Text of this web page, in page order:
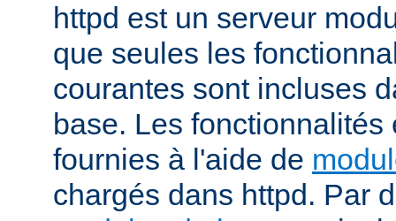
httpd est un serveur
que seules les
courantes sont incluses
base. Les fonctionnalités
fournies à l'aide de
chargés dans httpd. Par